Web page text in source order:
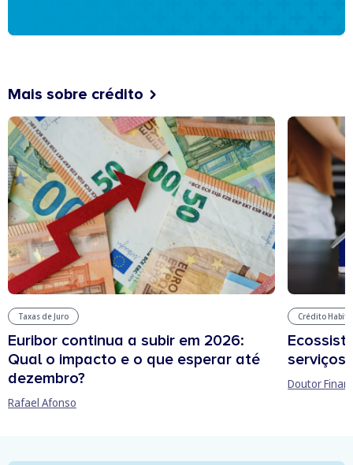
Mais sobre crédito
Taxas de Juro
Euribor continua a subir em 2026:
Qual o impacto e o que esperar até
dezembro?
Rafael Afonso
Crédito
serviços
Doutor